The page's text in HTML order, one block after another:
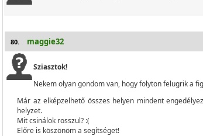
80. maggie32
Sziasztok!
Nekem olyan gondom van, hogy folyton felugrik a
Már az elképzelhető összes helyen mindent
helyzet.
Mit csinálok rosszul? :(
Előre is köszönöm a segítséget!